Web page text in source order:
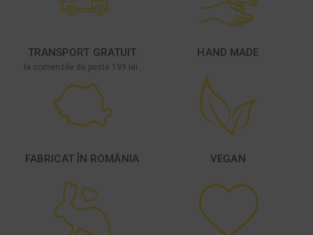
TRANSPORT GRATUIT
la comenzile de peste 199 lei.
HAND MADE
FABRICAT ÎN ROMÂNIA VEGAN